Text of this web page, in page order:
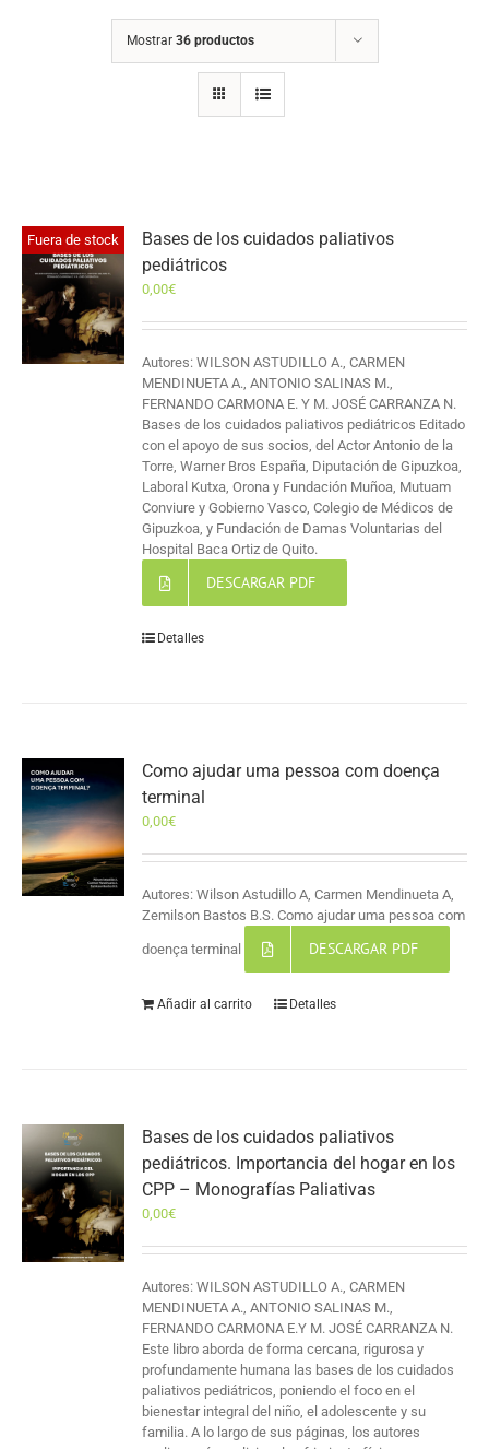
Mostrar 36 productos
Fuera de stock
Bases de los cuidados paliativos
pediátricos
0,00€
Autores: WILSON ASTUDILLO A., CARMEN
MENDINUETA A., ANTONIO SALINAS M.,
FERNANDO CARMONA E. Y M. JOSÉ CARRANZA N.
Bases de los cuidados paliativos pediátricos Editado
con el apoyo de sus socios, del Actor Antonio de la
Torre, Warner Bros España, Diputación de Gipuzkoa,
Laboral Kutxa, Orona y Fundación Muñoa, Mutuam
Conviure y Gobierno Vasco, Colegio de Médicos de
Gipuzkoa, y Fundación de Damas Voluntarias del
Hospital Baca Ortiz de Quito.
DESCARGAR PDF
Detalles
Como ajudar uma pessoa com doença
terminal
0,00€
Autores: Wilson Astudillo A, Carmen Mendinueta A,
Zemilson Bastos B.S. Como ajudar uma pessoa com
doença terminal DESCARGAR PDF
Añadir al carrito Detalles
Bases de los cuidados paliativos
pediátricos. Importancia del hogar en los
CPP – Monografías Paliativas
0,00€
Autores: WILSON ASTUDILLO A., CARMEN
MENDINUETA A., ANTONIO SALINAS M.,
FERNANDO CARMONA E.Y M. JOSÉ CARRANZA N.
Este libro aborda de forma cercana, rigurosa y
profundamente humana las bases de los cuidados
paliativos pediátricos, poniendo el foco en el
bienestar integral del niño, el adolescente y su
familia. A lo largo de sus páginas, los autores